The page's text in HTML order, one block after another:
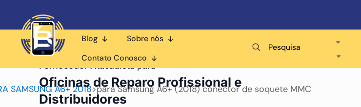
Blog
Sobre nós
Contato Conosco
Pesquisa
SAMSUNG A6+ 2018>para Samsung A6+ (2018) conector de soquete MMC
Fornecedor Atacadista para
Oficinas de Reparo Profissional e
Distribuidores